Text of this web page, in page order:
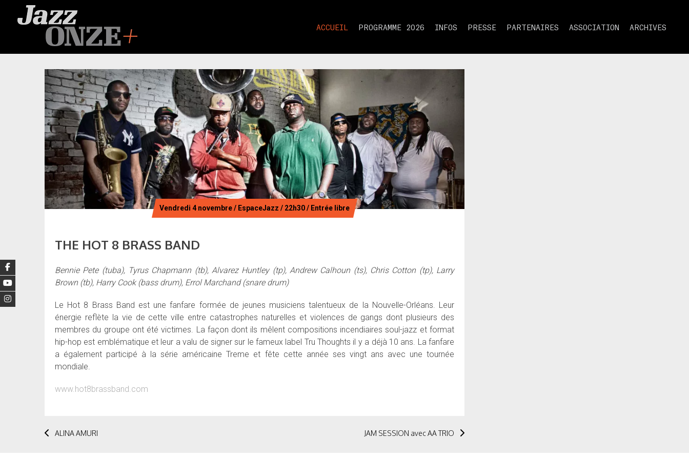
ACCUEIL PROGRAMME 2026 INFOS PRESSE PARTENAIRES ASSOCIATION ARCHIVES
Vendredi 4 novembre / EspaceJazz / 22h30 / Entrée libre
THE HOT 8 BRASS BAND
Bennie Pete (tuba), Tyrus Chapmann (tb), Alvarez Huntley (tp), Andrew Calhoun (ts), Chris Cotton (tp), Larry
Brown (tb), Harry Cook (bass drum), Errol Marchand (snare drum)
Le Hot 8 Brass Band est une fanfare formée de jeunes musiciens talentueux de la Nouvelle-Orléans. Leur
énergie reflète la vie de cette ville entre catastrophes naturelles et violences de gangs dont plusieurs des
membres du groupe ont été victimes. La façon dont ils mêlent compositions incendiaires soul-jazz et format
hip-hop est emblématique et leur a valu de signer sur le fameux label Tru Thoughts il y a déjà 10 ans. La fanfare
a également participé à la série américaine Treme et fête cette année ses vingt ans avec une tournée
mondiale.
www.hot8brassband.com
PostALINA AMURI JAM SESSION avec AA TRIO